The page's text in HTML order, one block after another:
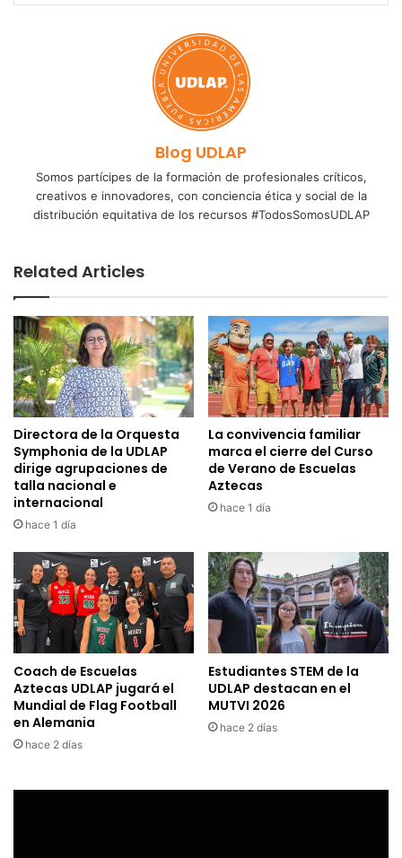
Blog UDLAP
Somos partícipes de la formación de profesionales críticos,
creativos e innovadores, con conciencia ética y social de la
distribución equitativa de los recursos #TodosSomosUDLAP
Related Articles
Directora de la Orquesta
Symphonia de la UDLAP
dirige agrupaciones de
talla nacional e
internacional
hace 1 día
La convivencia familiar
marca el cierre del Curso
de Verano de Escuelas
Aztecas
hace 1 día
Coach de Escuelas
Aztecas UDLAP jugará el
Mundial de Flag Football
en Alemania
hace 2 días
Estudiantes STEM de la
UDLAP destacan en el
MUTVI 2026
hace 2 días